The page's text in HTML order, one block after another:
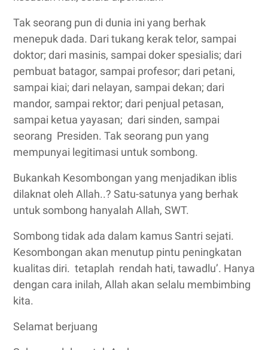
Tak seorang pun di dunia ini yang berhak
menepuk dada. Dari tukang kerak telor, sampai
doktor; dari masinis, sampai doker spesialis; dari
pembuat batagor, sampai profesor; dari petani,
sampai kiai; dari nelayan, sampai dekan; dari
mandor, sampai rektor; dari penjual petasan,
sampai ketua yayasan; dari sinden, sampai
seorang Presiden. Tak seorang pun yang
mempunyai legitimasi untuk sombong.
Bukankah Kesombongan yang menjadikan iblis
dilaknat oleh Allah..? Satu-satunya yang berhak
untuk sombong hanyalah Allah, SWT.
Sombong tidak ada dalam kamus Santri sejati.
Kesombongan akan menutup pintu peningkatan
kualitas diri. tetaplah rendah hati, tawadlu’. Hanya
dengan cara inilah, Allah akan selalu membimbing
kita.
Selamat berjuang